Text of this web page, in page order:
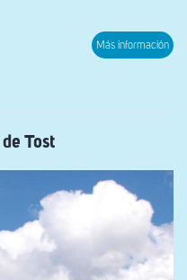
Más información
Tost